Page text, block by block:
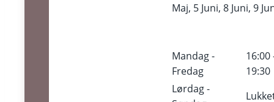
Maj, 5 Juni, 8 Juni, 9
Mandag -
Fredag
19:30
Lørdag -